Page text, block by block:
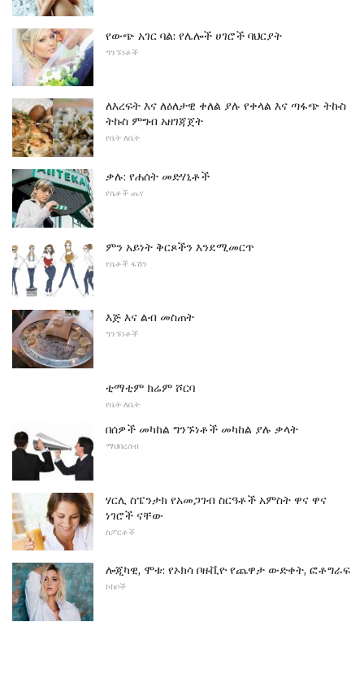
የውጭ አገር ባል: የሌሎች ሀገሮች ባህርያት
ግንኙነቶች
ለእረፍት እና ለዕለታዊ ቀለል ያሉ የቀላል እና ጣፋጭ ትኩስ
ትኩስ ምግብ አዘገጃጀት
የቤት ለቤት
ቃሉ: የሐሰት መድሃኒቶች
የሴቶች ጤና
ምን አይነት ቅርጾችን እንደሚመርጥ
የሴቶች ፋሽን
እጅ እና ልብ መስጠት
ግንኙነቶች
ቲማቲም ክሬም ሾርባ
የቤት ለቤት
በሰዎች መካከል ግንኙነቶች መካከል ያሉ ቃላት
ማህበረሰብ
ሃርሊ ስፔንታክ የአመጋገብ ስርዓቶች አምስት ዋና ዋና
ነገሮች ናቸው
ስፖርቶች
ሎጂካዊ, ሞቱ: የኦክሳ ቦዙቪዮ የጨዋታ ውድቀት, ፎቶግራፍ
ኮከቦች